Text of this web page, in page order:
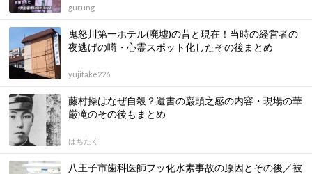
gurung
鬼怒川第一ホテル(廃墟)の昔と現在！当時の経営者の
夜逃げの噂・心霊スポット化したその後まとめ
yujitake226
藤村操はなぜ自殺？遺書の巌頭之感の内容・現場の華
厳滝のその後もまとめ
はちたく
八王子市歯科医師フッ化水素事故の原因とその後／被